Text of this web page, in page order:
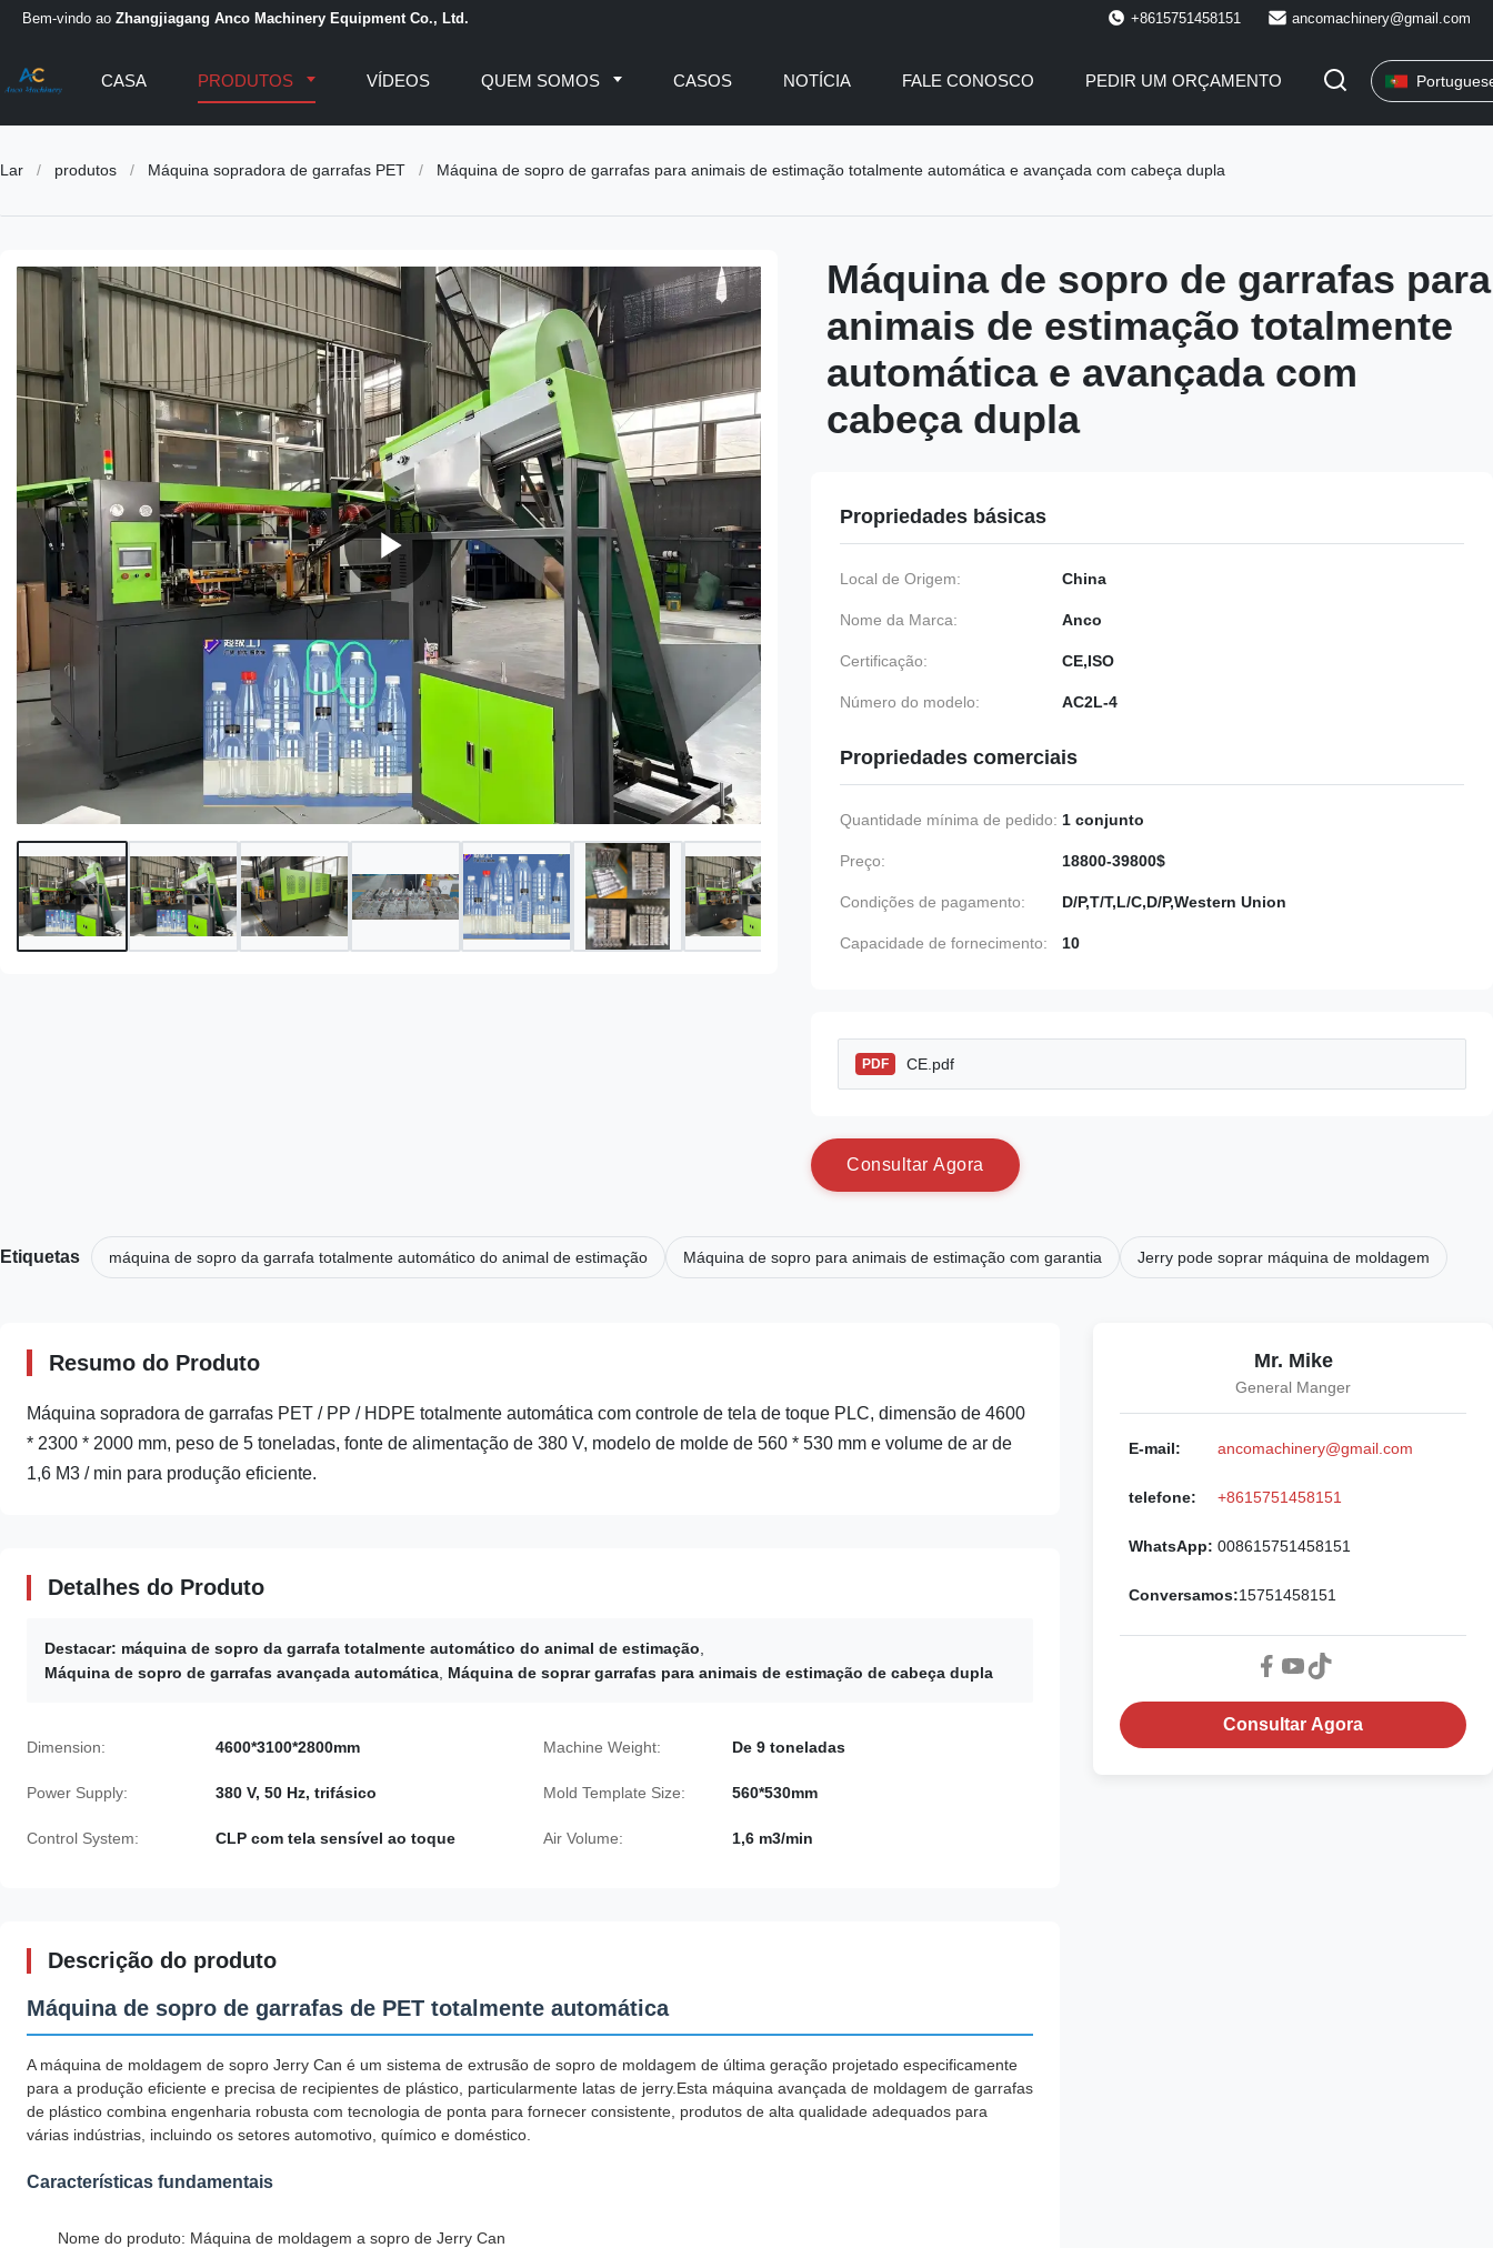
Bem-vindo ao Zhangjiagang Anco Machinery Equipment Co., Ltd. +8615751458151 ancomachinery@gmail.com
CASA PRODUTOS VÍDEOS QUEM SOMOS CASOS NOTÍCIA FALE CONOSCO PEDIR UM ORÇAMENTO
Lar / produtos / Máquina sopradora de garrafas PET / Máquina de sopro de garrafas para animais de estimação totalmente automática e avançada com cabeça dupla
Máquina de sopro de garrafas para
animais de estimação totalmente
automática e avançada com
cabeça dupla
Propriedades básicas
Local de Origem: China
Nome da Marca: Anco
Certificação: CE,ISO
Número do modelo: AC2L-4
Propriedades comerciais
Quantidade mínima de pedido: 1 conjunto
Preço: 18800-39800$
Condições de pagamento: D/P,T/T,L/C,D/P,Western Union
Capacidade de fornecimento: 10
PDF CE.pdf
Consu tar Agora
Etiquetas máquina de sopro da garrafa totalmente automático do animal de estimação Máquina de sopro para animais de estimação com garantia Jerry pode soprar máquina de moldagem
Resumo do Produto
Máquina sopradora de garrafas PET / PP / HDPE totalmente automática com controle de tela de toque PLC, dimensão de 4600
* 2300 * 2000 mm, peso de 5 toneladas, fonte de alimentação de 380 V, modelo de molde de 560 * 530 mm e volume de ar de
1,6 M3 / min para produção eficiente.
Detalhes do Produto
Destacar: máquina de sopro da garrafa totalmente automático do animal de estimação
Máquina de sopro de garrafas avançada automática Máquina de soprar garrafas para animais de estimação de cabeça dupla
Dimension: 4600*3100*2800mm Machine Weight: De 9 toneladas
Power Supply: 380 V, 50 Hz, trifásico Mold Template Size: 560*530mm
Control System: CLP com tela sensível ao toque Air Volume: 1,6 m3/min
Descrição do produto
Máquina de sopro de garrafas de PET totalmente automática
A máquina de moldagem de sopro Jerry Can é um sistema de extrusão de sopro de moldagem de última geração projetado especificamente
para a produção eficiente e precisa de recipientes de plástico, particularmente latas de jerry.Esta máquina avançada de moldagem de garrafas
de plástico combina engenharia robusta com tecnologia de ponta para fornecer consistente, produtos de alta qualidade adequados para
várias indústrias, incluindo os setores automotivo, químico e doméstico.
Características fundamentais
Nome do produto: Máquina de moldagem a sopro de Jerry Can
Mr. Mike
General Manger
E-mail: ancomachinery@gmail.com
telefone: +8615751458151
WhatsApp: 008615751458151
Conversamos:15751458151
Consultar Agora